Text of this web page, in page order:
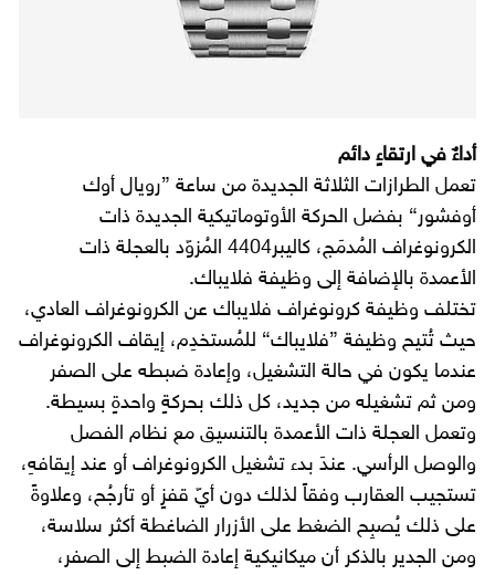
أداءٌ في ارتقاءٍ دائم
تعمل الطرازات الثلاثة الجديدة من ساعة ”رويال أوك
أوفشور“ بفضل الحركة الأوتوماتيكية الجديدة ذات
الكرونوغراف المُدمَج، كاليبر4404 المُزوّد بالعجلة ذات
الأعمدة بالإضافة إلى وظيفة فلايباك.
تختلف وظيفة كرونوغراف فلايباك عن الكرونوغراف العادي،
حيث تُتيح وظيفة ”فلايباك“ للمُستخدِم، إيقاف الكرونوغراف
عندما يكون في حالة التشغيل، وإعادة ضبطه على الصفر
ومن ثم تشغيله من جديد، كل ذلك بحركةٍ واحدةٍ بسيطة.
وتعمل العجلة ذات الأعمدة بالتنسيق مع نظام الفصل
والوصل الرأسي. عندَ بدء تشغيل الكرونوغراف أو عند إيقافهِ،
تستجيب العقارب وفقاً لذلك دون أيّ قفزٍ أو تأرجُح، وعلاوةً
على ذلك يُصبِح الضغط على الأزرار الضاغطة أكثر سلاسة،
ومن الجدير بالذكر أن ميكانيكية إعادة الضبط إلى الصفر،